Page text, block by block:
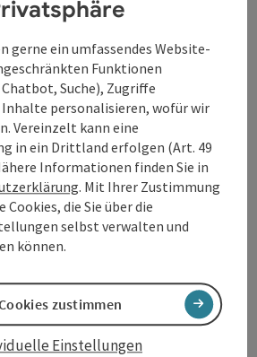
zahlreichen Sitzgelegenheiten zur
Mein Haus verfügt über einen
über eine sichere Fahrrad-Garage. Der
10 Gehminuten entfernt und bietet
dem Römer Museum und der Marien
und Restaurants. Gerne nehme
Reservierung telefonisch entgegen.
bis Freitag von 8.00 bis 9.00 Uhr
unter +43-7223-85317.
: Privatzimmer Theresia Leitner
Theresia Leitner
Garten und zweckmäßige Zimmer.
1 2
gerne ein umfassendes Website-
Funktionen
Suche), Zugriffe
Inhalte personalisieren, wofür wir
Vereinzelt kann eine
in ein Drittland erfolgen (Art. 49
Informationen finden Sie in
. Mit Ihrer Zustimmung
Cookies, die Sie über die
selbst verwalten und
können.
Einstellungen
zustimmen